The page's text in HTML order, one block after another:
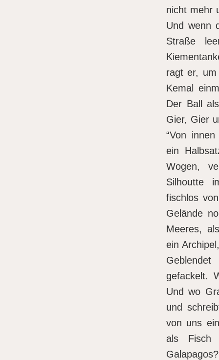
nicht mehr
Und wenn
Straße
ragt er,
Kemal
Der Ball
Gier, Gier
“Von
ein
Wogen,
Silhoutte
fischlos
Gelände
Meeres,
ein
gefackelt.
Und wo
und
von uns
als Fisch